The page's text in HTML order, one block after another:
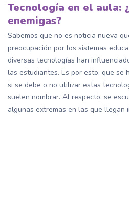
Tecnología en el aula:
enemigas?
Sabemos que no es noticia nueva
preocupación por los sistemas
diversas tecnologías han
las estudiantes. Es por esto, que se
si se debe o no utilizar estas
suelen nombrar. Al respecto, se
algunas extremas en las que llegan